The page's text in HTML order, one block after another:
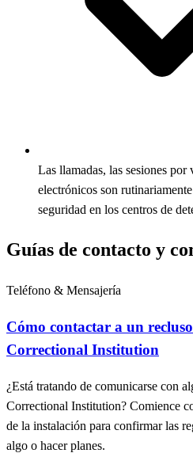
Las llamadas, las sesiones por
electrónicos son
seguridad en los centros de
Guías de contacto y
Teléfono & Mensajería
Cómo contactar a un
Correctional Institution
¿Está tratando de comunicarse con
Correctional Institution? Comience
de la instalación para confirmar las
algo o hacer planes.